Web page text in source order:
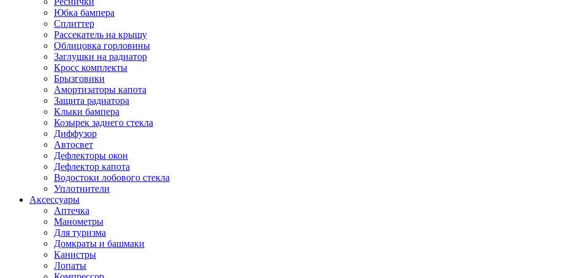
Юбка бампера
Сплиттер
Рассекатель на крышу
Облицовка горловины
Заглушки на радиатор
Кросс комплекты
Брызговики
Амортизаторы капота
Защита радиатора
Клыки бампера
Козырек заднего стекла
Диффузор
Автосвет
Дефлекторы окон
Дефлектор капота
Водостоки лобового стекла
Уплотнители
Аксессуары
Аптечка
Манометры
Для туризма
Домкраты и башмаки
Канистры
Лопаты